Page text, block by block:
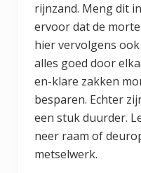
rijnzand. Meng dit
ervoor dat de
hier vervolgens
alles goed door
en-klare zakken
besparen. Echter
een stuk duurder.
neer raam of
metselwerk.